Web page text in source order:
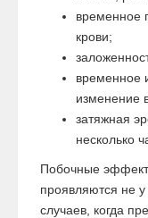
временное
крови;
временное
изменение
затяжная
несколько
Побочные
проявляются не у
случаев, когда